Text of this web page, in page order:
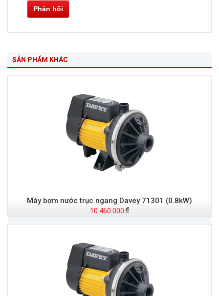
Phản hồi
SẢN PHẨM KHÁC
Máy bơm nước trục ngang Davey 71301 (0.8kW)
10.460.000